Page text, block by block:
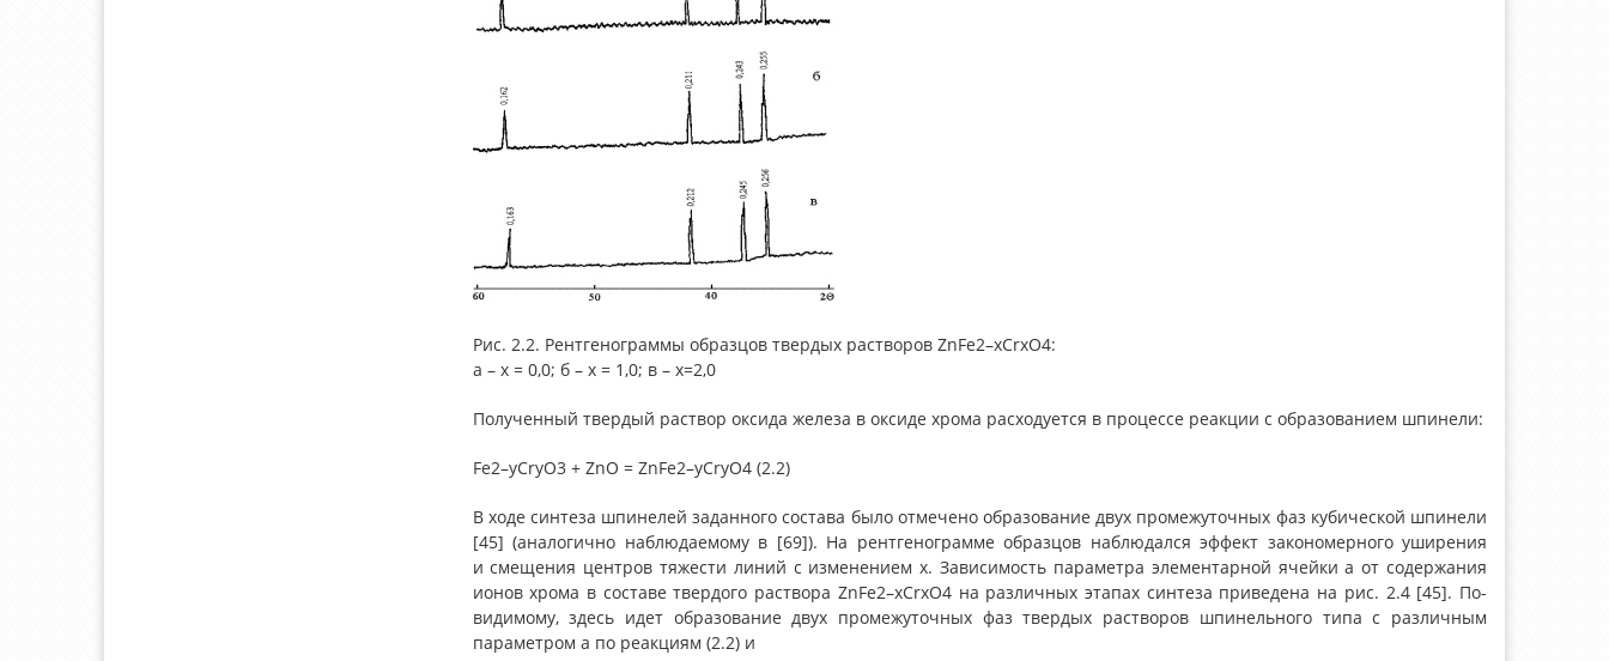
Рис. 2.2. Рентгенограммы образцов твердых растворов ZnFe2–xCrxO4:
а – x = 0,0; б – x = 1,0; в – x=2,0
Полученный твердый раствор оксида железа в оксиде хрома расходуется в процессе реакции с образованием шпинели:
Fe2–yCryO3 + ZnO = ZnFe2–yCryO4 (2.2)
В ходе синтеза шпинелей заданного состава было отмечено образование двух промежуточных фаз кубической шпинели
[45] (аналогично наблюдаемому в [69]). На рентгенограмме образцов наблюдался эффект закономерного уширения
и смещения центров тяжести линий с изменением х. Зависимость параметра элементарной ячейки a от содержания
ионов хрома в составе твердого раствора ZnFe2–xCrxO4 на различных этапах синтеза приведена на рис. 2.4 [45]. По-
видимому, здесь идет образование двух промежуточных фаз твердых растворов шпинельного типа с различным
параметром a по реакциям (2.2) и